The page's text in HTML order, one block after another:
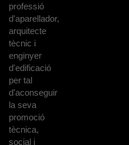
professió
d'aparellador,
arquitecte
tècnic i
enginyer
d'edificació
per tal
d'aconseguir
la seva
promoció
tècnica,
social i